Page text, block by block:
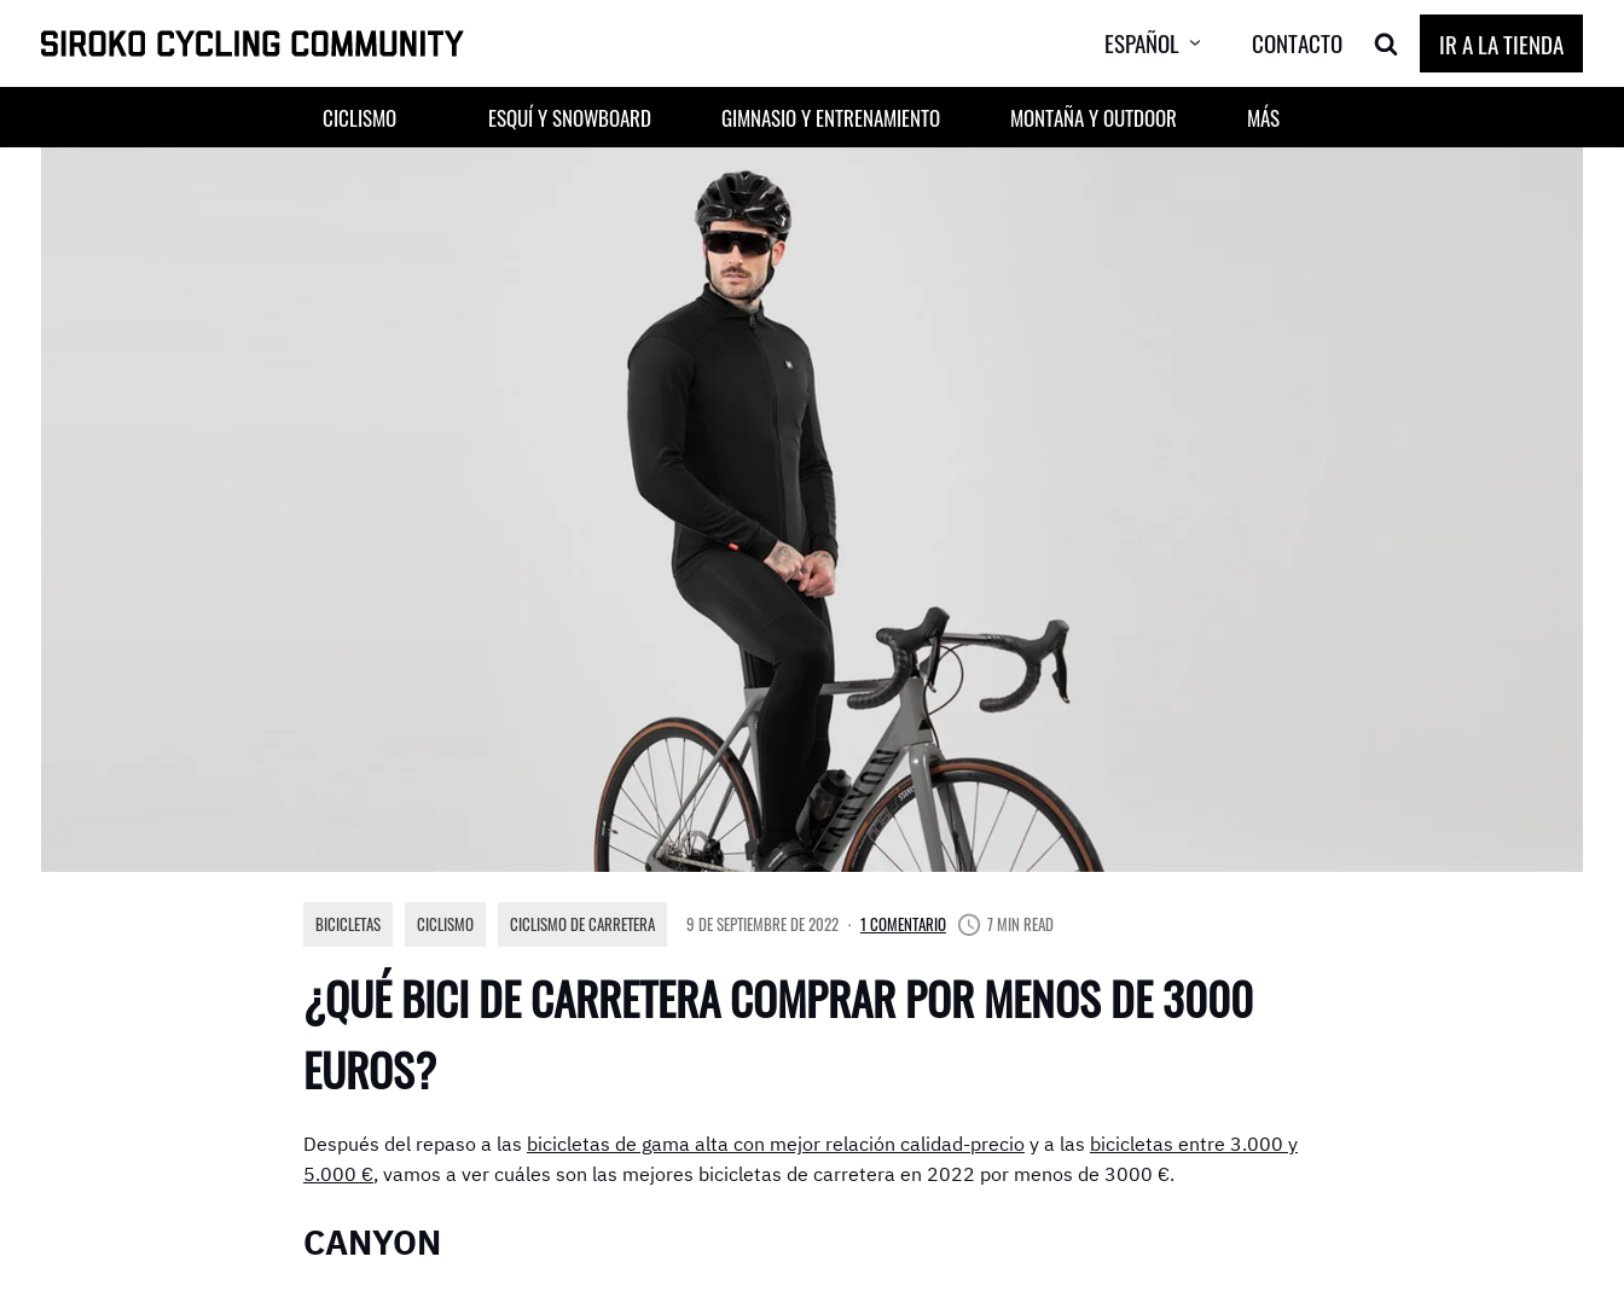
ESPAÑOL CONTACTO IR A LA TIENDA
CICLISMO ESQUÍ Y SNOWBOARD GIMNASIO Y ENTRENAMIENTO MONTAÑA Y OUTDOOR MÁS
¿QUÉ BICI DE CARRETERA COMPRAR POR MENOS DE 3000
EUROS?
BICICLETAS CICLISMO CICLISMO DE CARRETERA 9 DE SEPTIEMBRE DE 2022 1 COMENTARIO 7 MIN READ
Después del repaso a las bicicletas de gama alta con mejor relación calidad-precioy a las bicicletas entre 3.000 y
5.000 €, vamos a ver cuáles son las mejores bicicletas de carretera en 2022 por menos de 3000 €.
CANYON